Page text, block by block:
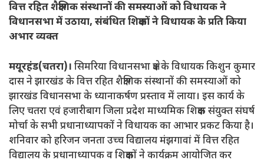
वित्त रहित शैक्षणिक संस्थानों की समस्याओं को विधायक ने
विधानसभा में उठाया, संबंधित शिक्षकों ने विधायक के प्रति किया
अभार व्यक्त
मयूरहंड(चतरा)। सिमरिया विधानसभा क्षेत्र के विधायक किशुन कुमार
दास ने झारखंड के वित्त रहित शैक्षणिक संस्थानों की समस्याओं को
झारखंड विधानसभा के ध्यानाकर्षण प्रस्ताव में लाया। इस कार्य के
लिए चतरा एवं हजारीबाग जिला प्रदेश माध्यमिक शिक्षक संयुक्त संघर्ष
मोर्चा के सभी प्रधानाध्यापकों ने विधायक का आभार प्रकट किया है।
शनिवार को हरिजन जनता उच्च विद्यालय मंझगावां में वित्त रहित
विद्यालय के प्रधानाध्यापक व शिक्षकों ने कार्यक्रम आयोजित कर